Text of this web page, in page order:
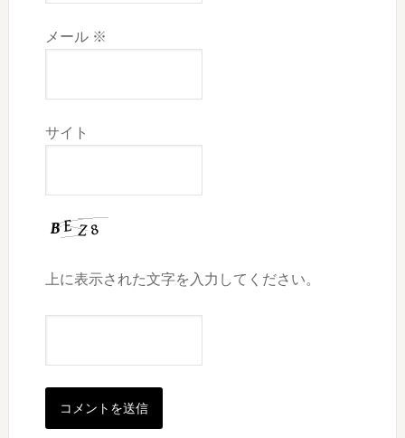
メール ※
サイト
上に表示された文字を入力してください。